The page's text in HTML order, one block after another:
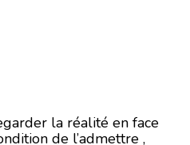
la réalité en face
de l’admettre ,